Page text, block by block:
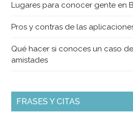
Lugares para conocer gente en
Pros y contras de las
Qué hacer si conoces un caso
amistades
FRASES Y CITAS